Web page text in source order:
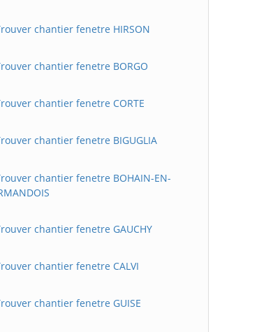
chantier fenetre HIRSON
chantier fenetre BORGO
chantier fenetre CORTE
chantier fenetre BIGUGLIA
chantier fenetre BOHAIN-EN-
chantier fenetre GAUCHY
chantier fenetre CALVI
chantier fenetre GUISE